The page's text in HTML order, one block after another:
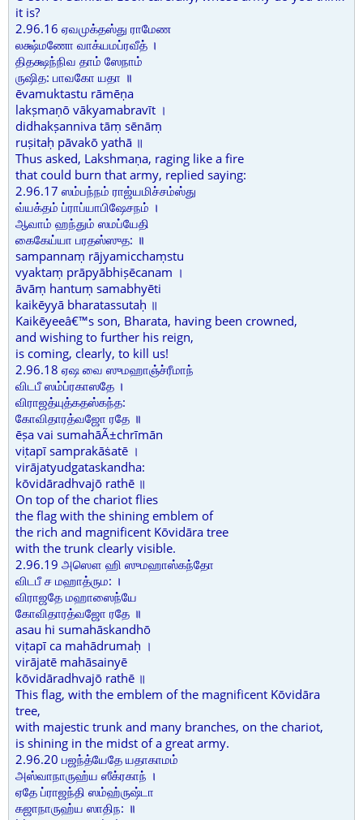
it is?
2.96.16 ஏவமுக்தஸ்து ராமேண
லக்ஷ்மணோ வாக்யமப்ரவீத் ।
திதக்ஷந்நிவ தாம் ஸேநாம்
ருஷித: பாவகோ யதா ॥
ēvamuktastu rāmēṇa
lakṣmaṇō vākyamabravīt ।
didhakṣanniva tāṃ sēnāṃ
ruṣitaḥ pāvakō yathā ॥
Thus asked, Lakshmaṇa, raging like a fire
that could burn that army, replied saying:
2.96.17 ஸம்பந்நம் ராஜ்யமிச்சம்ஸ்து
வ்யக்தம் ப்ராப்யாபிஷேசநம் ।
ஆவாம் ஹந்தும் ஸமப்யேதி
கைகேய்யா பரதஸ்ஸுத: ॥
sampannaṃ rājyamicchaṃstu
vyaktaṃ prāpyābhiṣēcanam ।
āvāṃ hantuṃ samabhyēti
kaikēyyā bharatassutaḥ ॥
Kaikēyeeâ€™s son, Bharata, having been crowned,
and wishing to further his reign,
is coming, clearly, to kill us!
2.96.18 ஏஷ வை ஸுமஹாஞ்ச்ரீமாந்
விடபீ ஸம்ப்ரகாஸதே ।
விராஜத்யுத்கதஸ்கந்த:
கோவிதாரத்வஜோ ரதே ॥
ēṣa vai sumahāÃ±chrīmān
viṭapī samprakāṡatē ।
virājatyudgataskandha:
kōvidāradhvajō rathē ॥
On top of the chariot flies
the flag with the shining emblem of
the rich and magnificent Kōvidāra tree
with the trunk clearly visible.
2.96.19 அஸௌ ஹி ஸுமஹாஸ்கந்தோ
விடபீ ச மஹாத்ரும: ।
விராஜதே மஹாஸைந்யே
கோவிதாரத்வஜோ ரதே ॥
asau hi sumahāskandhō
viṭapī ca mahādrumaḥ ।
virājatē mahāsainyē
kōvidāradhvajō rathē ॥
This flag, with the emblem of the magnificent Kōvidāra
tree,
with majestic trunk and many branches, on the chariot,
is shining in the midst of a great army.
2.96.20 பஜந்த்யேதே யதாகாமம்
அஸ்வாநாருஹ்ய ஸீக்ரகாந் ।
ஏதே ப்ராஜந்தி ஸம்ஹ்ருஷ்டா
கஜாநாருஹ்ய ஸாதிந: ॥